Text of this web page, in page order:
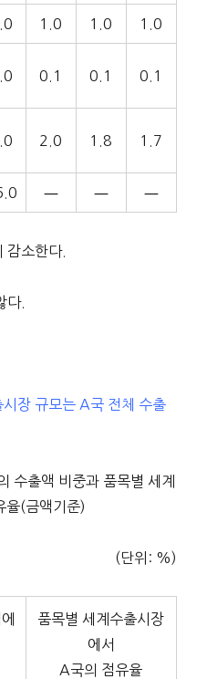
1.0 1.0 1.0
0.1 0.1 0.1
2.0 1.8 1.7
― ― ―
감소한다.
다.
장 규모는 A국 전체 수출
수출액 비중과 품목별 세계
율(금액기준)
(단위: %)
품목별 세계수출시장
에서
A국의 점유율